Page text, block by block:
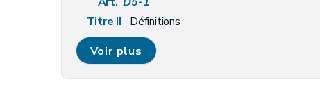
Titre II
Définitions
Art. D 6
Partie II Instance consultative
Voir plus